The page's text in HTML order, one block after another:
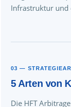
Infrastruktur und
03 —
5 Arten von
Die HFT